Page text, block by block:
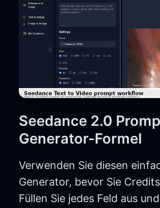
Seedance 2.0
Generator-Formel
Verwenden Sie diesen
Generator, bevor Sie
Füllen Sie jedes Feld aus